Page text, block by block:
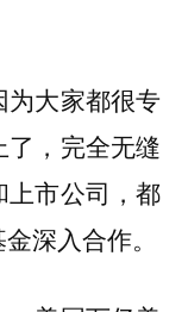
大家都很专
，完全无缝
市公司，都
深入合作。